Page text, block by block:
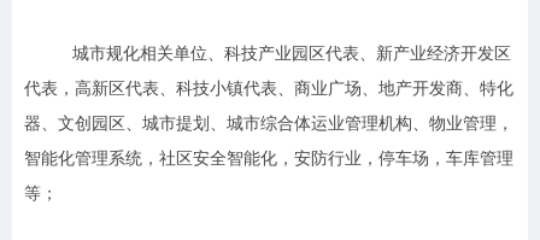
城市规化相关单位、科技产业园区代表、新产业经济开发区
代表，高新区代表、科技小镇代表、商业广场、地产开发商、特化
器、文创园区、城市提划、城市综合体运业管理机构、物业管理，
智能化管理系统，社区安全智能化，安防行业，停车场，车库管理
等；